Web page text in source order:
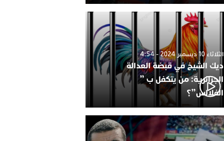
الثلاثاء 10 ديسمبر 2024 - 4:54
ديك الشيخ في قبضة العدالة
الجزائرية: من يتكفل ب ”
الفلالس”؟